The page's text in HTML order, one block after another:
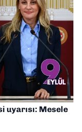
uyarısı: Mesele